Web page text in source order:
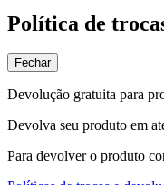
Política de
Fechar
Devolução gratuita para
Devolva seu produto em
Para devolver o produto